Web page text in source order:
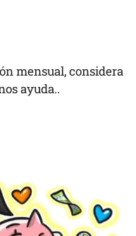
mensual, considera
ayuda..